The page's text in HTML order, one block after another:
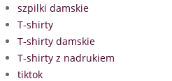
szpilki damskie
T-shirty
T-shirty damskie
T-shirty z nadrukiem
tiktok